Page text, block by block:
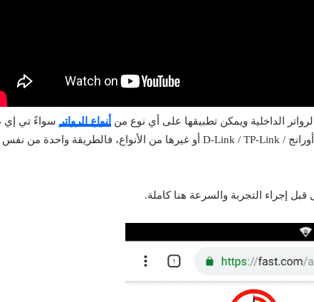
الداخلية ويمكن تطبيقها على أي نوع من أنواع الرواتر سواءً تي إي
TE-Data أو وي WE حاليًا أو فودافون / اتصالات / أورانج / D-Link / TP-Link أو غيرها من الأنواع، فالطريقة واحدة من نفس
إجراء التجربة والسرعة هنا كاملة.